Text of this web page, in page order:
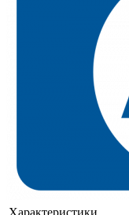
Характеристики